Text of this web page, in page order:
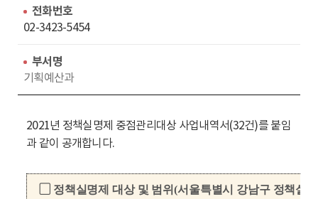
전화번호
02-3423-5454
부서명
기획예산과
2021년 정책실명제 중점관리대상 사업내역서(32건)를 붙임
과 같이 공개합니다.
정책실명제 대상 및 범위(서울특별시 강남구 정책실